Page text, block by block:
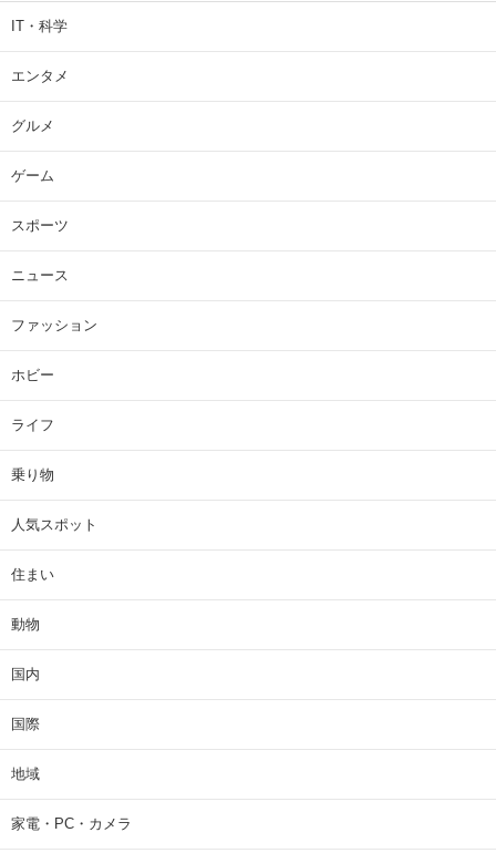
IT・科学
エンタメ
グルメ
ゲーム
スポーツ
ニュース
ファッション
ホビー
ライフ
乗り物
人気スポット
住まい
動物
国内
国際
地域
家電・PC・カメラ